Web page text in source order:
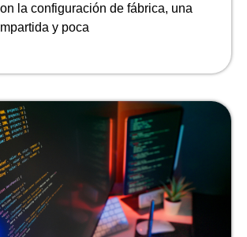
la configuración de fábrica, una
y poca